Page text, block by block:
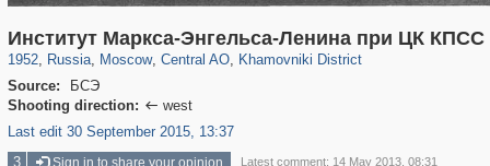
Институт Маркса-Энгельса-Ленина при ЦК
1952, Russia
1,406,840 29,243
, Moscow
319,864 8,286
, Central AO
160,012 5,916
, Khamovniki District
19,395 722
Source:
БСЭ
Shooting direction:  west
Last edit 30 September 2015, 13:37
3 Sign in to share your opinion Latest comment: 14 May 2013, 08:31